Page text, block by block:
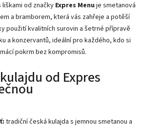
liškami od značky Expres Menu je smetanová
a bramborem, která vás zahřeje a potěší
použití kvalitních surovin a šetrné přípravě
a konzervantů, ideální pro každého, kdo si
pokrm bez kompromisů.
od Expres
tradiční česká kulajda s jemnou smetanou a